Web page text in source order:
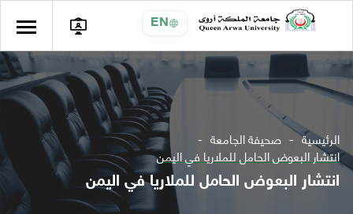
EN
الرئيسية صحيفة الجامعة
انتشار البعوض الحامل للملاريا في اليمن
انتشار البعوض الحامل للملاريا في اليمن